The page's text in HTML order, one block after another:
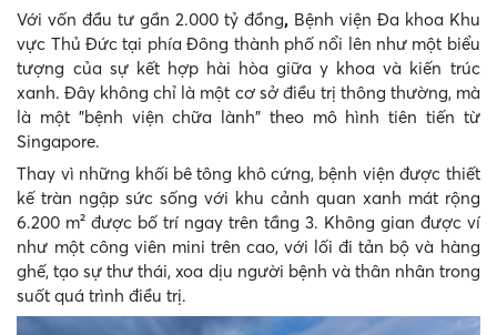
Với vốn đầu tư gần 2.000 tỷ đồng, Bệnh viện Đa khoa Khu
vực Thủ Đức tại phía Đông thành phố nổi lên như một biểu
tượng của sự kết hợp hài hòa giữa y khoa và kiến trúc
xanh. Đây không chỉ là một cơ sở điều trị thông thường, mà
là một "bệnh viện chữa lành" theo mô hình tiên tiến từ
Singapore.
Thay vì những khối bê tông khô cứng, bệnh viện được thiết
kế tràn ngập sức sống với khu cảnh quan xanh mát rộng
6.200 m² được bố trí ngay trên tầng 3. Không gian được ví
như một công viên mini trên cao, với lối đi tản bộ và hàng
ghế, tạo sự thư thái, xoa dịu người bệnh và thân nhân trong
suốt quá trình điều trị.